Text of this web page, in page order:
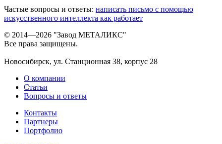
Частые вопросы и ответы: написать письмо с помощью
искусственного интеллекта как работает
© 2014—2026 "Завод МЕТАЛИКС"
Все права защищены.
Новосибирск, ул. Станционная 38, корпус 28
О компании
Статьи
Вопросы и ответы
Контакты
Партнеры
Портфолио